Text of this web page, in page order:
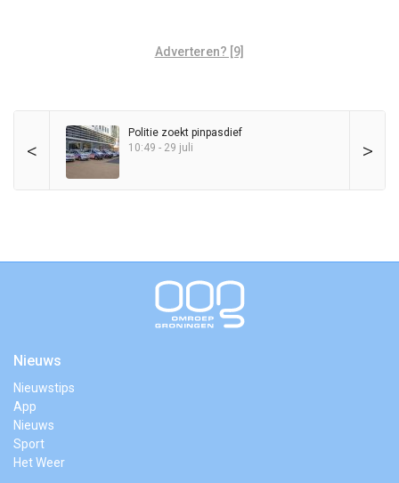
Adverteren? [9]
< >
Politie zoekt pinpasdief
10:49 - 29 juli
Nieuws
Nieuwstips
App
Nieuws
Sport
Het Weer